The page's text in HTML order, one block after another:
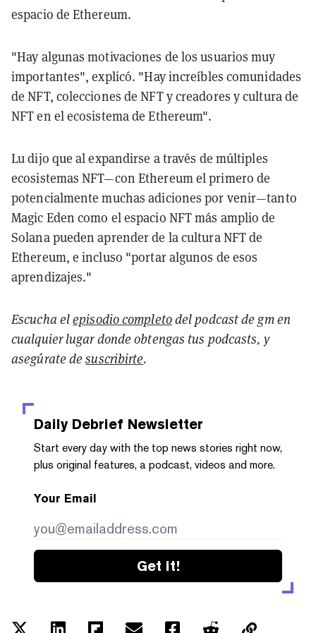
espacio de Ethereum.
"Hay algunas motivaciones de los usuarios muy
importantes", explicó. "Hay increíbles comunidades
de NFT, colecciones de NFT y creadores y cultura de
NFT en el ecosistema de Ethereum".
Lu dijo que al expandirse a través de múltiples
ecosistemas NFT—con Ethereum el primero de
potencialmente muchas adiciones por venir—tanto
Magic Eden como el espacio NFT más amplio de
Solana pueden aprender de la cultura NFT de
Ethereum, e incluso "portar algunos de esos
aprendizajes."
Escucha elepisodio completodel podcast de gm en
cualquier lugar donde obtengas tus podcasts, y
asegúrate desuscribirte.
Daily Debrief Newsletter
Start every day with the top news stories right now,
plus original features, a podcast, videos and more.
Your Email
Get it!